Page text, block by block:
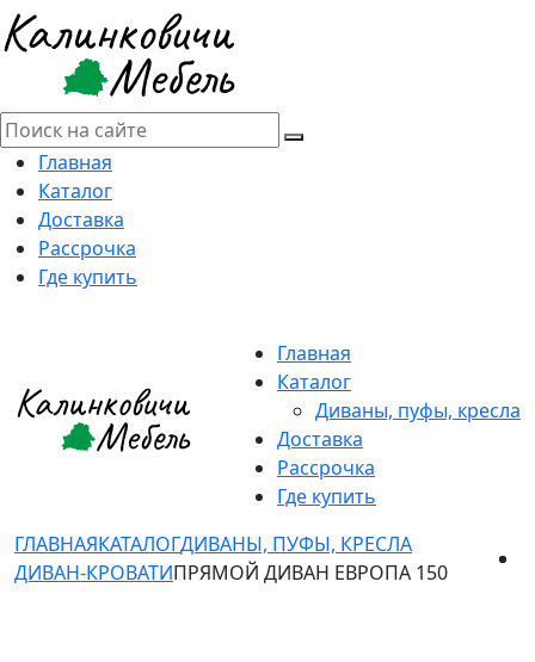
Главная
Каталог
Доставка
Рассрочка
Где купить
Главная
Каталог
Диваны, пуфы, кресла
Доставка
Рассрочка
Где купить
ГЛАВНАЯКАТАЛОГДИВАНЫ, ПУФЫ, КРЕСЛА
ДИВАН-КРОВАТИПРЯМОЙ ДИВАН ЕВРОПА 150